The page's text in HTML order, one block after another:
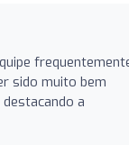
sido muito bem
a